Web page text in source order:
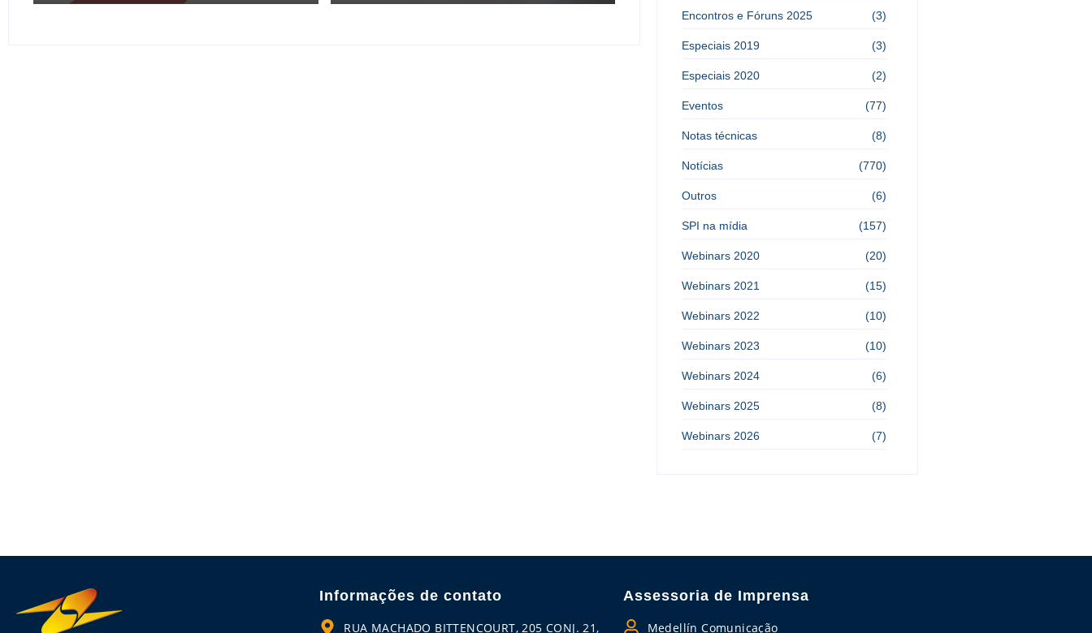
Encontros e Fóruns 2025 (3)
Especiais 2019 (3)
Especiais 2020 (2)
Eventos (77)
Notas técnicas (8)
Notícias (770)
Outros (6)
SPI na mídia (157)
Webinars 2020 (20)
Webinars 2021 (15)
Webinars 2022 (10)
Webinars 2023 (10)
Webinars 2024 (6)
Webinars 2025 (8)
Webinars 2026 (7)
Informações de contato
RUA MACHADO BITTENCOURT, 205 CONJ. 21,
Assessoria de Imprensa
Medellín Comunicação